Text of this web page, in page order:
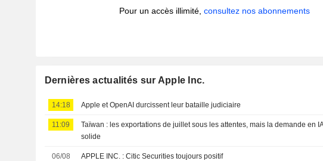
Pour un accès illimité,consultez nos abonnements
Dernières actualités sur Apple Inc.
14:18 Apple et OpenAI durcissent leur bataille judiciaire
11:09
Taïwan : les exportations de juillet sous les attentes, mais la demande en
solide
06/08 APPLE INC. : Citic Securities toujours positif